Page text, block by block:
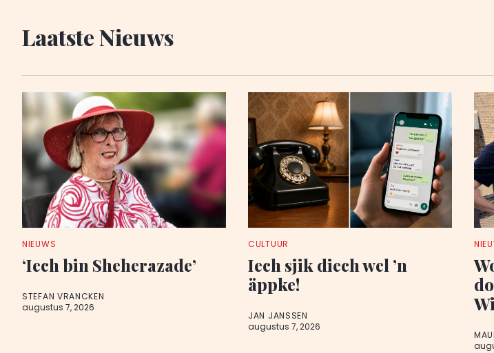
Laatste Nieuws
NIEUWS
‘Iech bin Sheherazade’
STEFAN VRANCKEN
augustus 7, 2026
CULTUUR
Iech sjik diech wel ’n
äppke!
JAN JANSSEN
augustus 7, 2026